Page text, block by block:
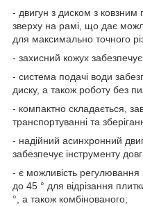
- двигун з диском з
зверху на рамі, що дає
для максимально точного
- захисний кожух
- система подачі води
диску, а також роботу без
- компактно складається,
транспортуванні та
- надійний асинхронний
забезпечує інструменту
- є можливість регулювання
до 45 ° для відрізання
°, а також комбінованого;